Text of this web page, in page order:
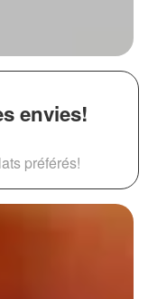
envies!
préférés!